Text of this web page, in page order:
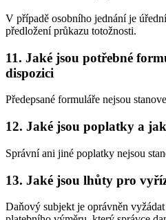
V případě osobního jednání je
předložení průkazu totožnosti.
11. Jaké jsou potřebné
dispozici
Předepsané formuláře nejsou
12. Jaké jsou poplatky a
Správní ani jiné poplatky nejsou
13. Jaké jsou lhůty pro
Daňový subjekt je oprávněn